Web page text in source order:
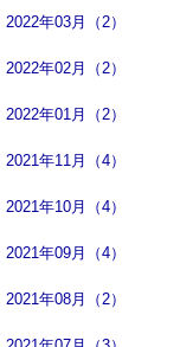
2022年03月（2）
2022年02月（2）
2022年01月（2）
2021年11月（4）
2021年10月（4）
2021年09月（4）
2021年08月（2）